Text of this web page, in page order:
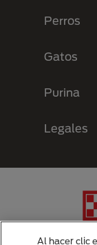
Perros
Gatos
Purina
Legales
Al hacer clic